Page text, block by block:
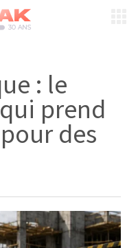
: le
prend
des